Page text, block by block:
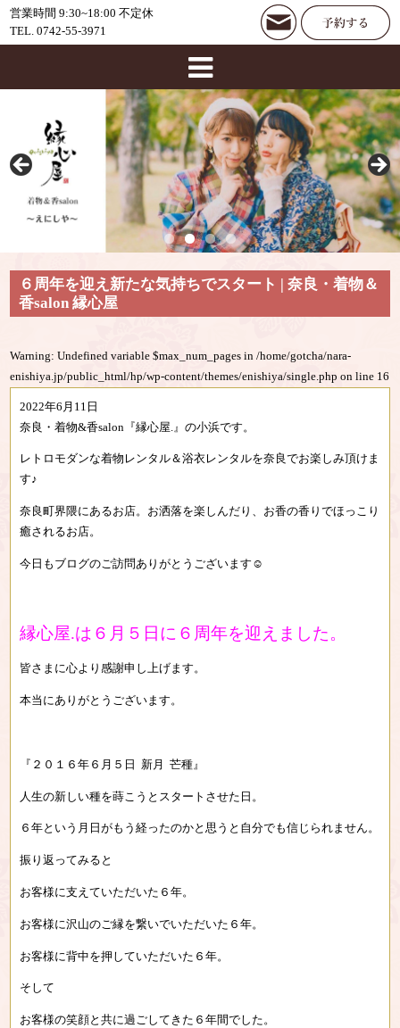
営業時間 9:30~18:00 不定休
TEL. 0742-55-3971
６周年を迎え新たな気持ちでスタート | 奈良・着物＆
香salon 縁心屋
Warning: Undefined variable $max_num_pages in/home/gotcha/nara-
enishiya.jp/public_html/hp/wp-content/themes/enishiya/single.php on line 16
2022年6月11日
奈良・着物&香salon『縁心屋.』の小浜です。
レトロモダンな着物レンタル＆浴衣レンタルを奈良でお楽しみ頂けま
す♪
奈良町界隈にあるお店。お洒落を楽しんだり、お香の香りでほっこり
癒されるお店。
今日もブログのご訪問ありがとうございます☺︎
縁心屋.は６月５日に６周年を迎えました。
皆さまに心より感謝申し上げます。
本当にありがとうございます。
『２０１６年６月５日 新月 芒種』
人生の新しい種を蒔こうとスタートさせた日。
６年という月日がもう経ったのかと思うと自分でも信じられません。
振り返ってみると
お客様に支えていただいた６年。
お客様に沢山のご縁を繋いでいただいた６年。
お客様に背中を押していただいた６年。
そして
お客様の笑顔と共に過ごしてきた６年間でした。